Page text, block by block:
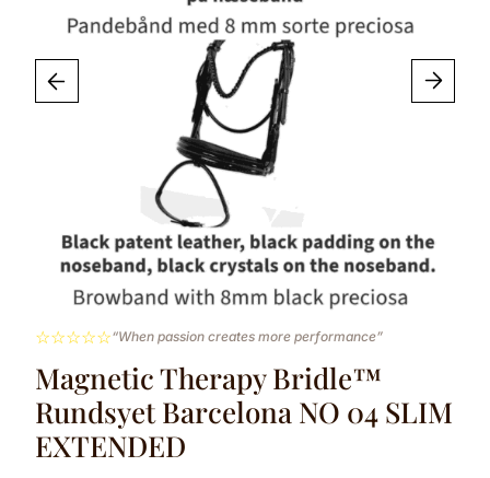
☆☆☆☆☆“When passion creates more performance”
Magnetic Therapy Bridle™
Rundsyet Barcelona NO 04 SLIM
EXTENDED